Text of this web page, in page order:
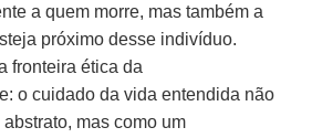
a quem morre, mas também a
próximo desse indivíduo.
fronteira ética da
o cuidado da vida entendida não
mas como um